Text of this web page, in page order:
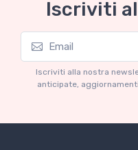
Mythos Collection 1-18
Ferrari 166 MM
Version 1953 scala
€227.05 €239.00
Iscriviti
Iscriviti alla nostra
anticipate,